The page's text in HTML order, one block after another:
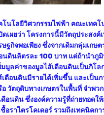
โนโลยีวิศวกรรมไฟฟ้า คณะเทค
เผยว่า โครงการนี้มีวัตถุประสง
จพอเพียง ซึ่งจากเดิมกลุ่มเกษต
นดินลิตรละ 100 บาท แต่ถ้านำภู
มูลค่าของมูลไส้เดือนดินเป็นกิโ
ดือนดินมีรายได้เพิ่มขึ้น และเป็น
วัตถุดิบทางเกษตรในพื้นที่ จำพว
อนดิน ซึ่งองค์ความรู้ที่ถ่ายทอดใ
าไตรโคเดอร์ รวมถึงเทคนิคกา